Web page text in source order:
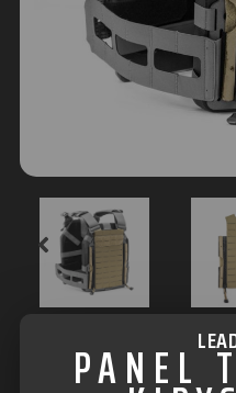
PANEL